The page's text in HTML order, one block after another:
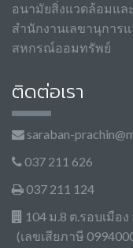
อนามัยสิ่งแวดล้อมแล
สำนักงานเลขานุการ
สหกรณ์ออมทรัพย์
ติดต่อเรา
saraban-
037 211 626
037 211 124
104 ม.8 ต.รอบเมือ
(เลขเสียภาษี